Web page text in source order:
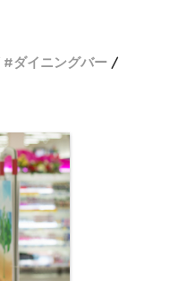
ダイニングバー